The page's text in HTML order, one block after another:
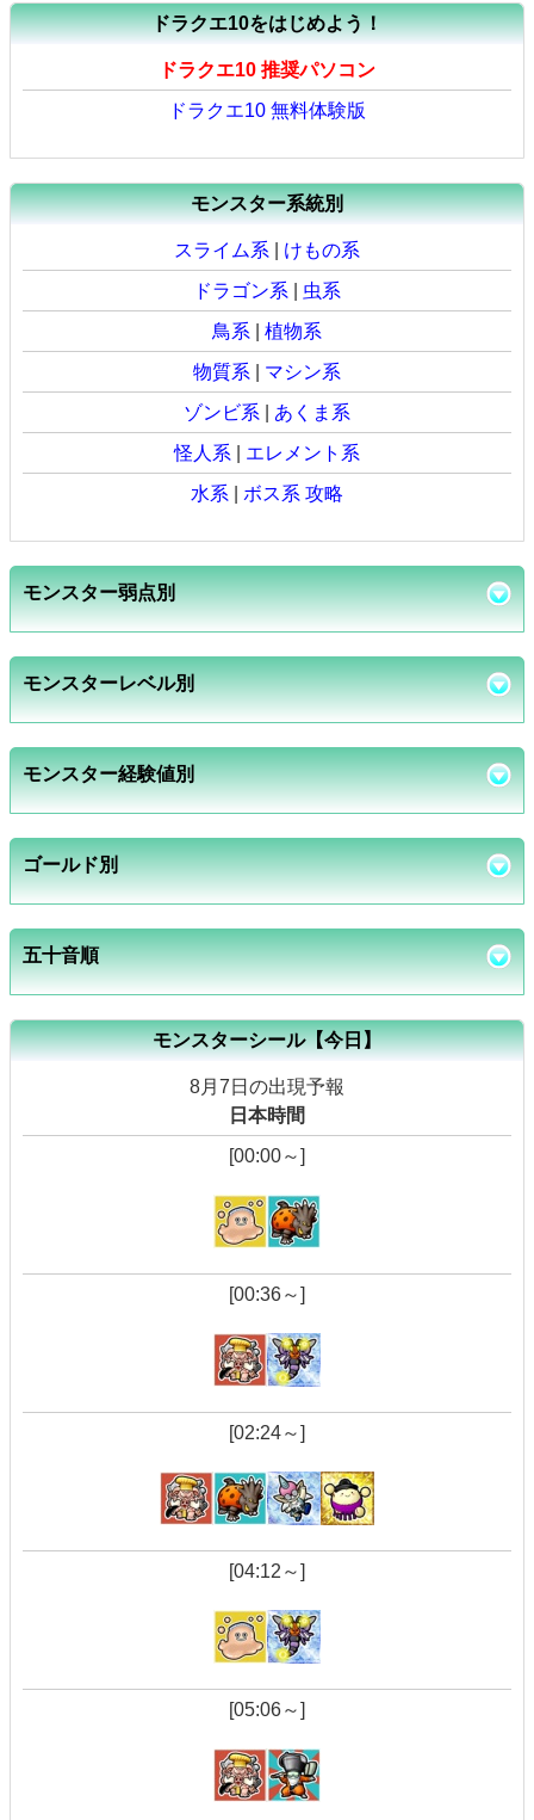
ドラクエ10をはじめよう！
ドラクエ10 推奨パソコン
ドラクエ10 無料体験版
モンスター系統別
スライム系
けもの系
ドラゴン系
虫系
鳥系
植物系
物質系
マシン系
ゾンビ系
あくま系
怪人系
エレメント系
水系
ボス系 攻略
モンスター弱点別
モンスターレベル別
モンスター経験値別
ゴールド別
五十音順
モンスターシール【今日】
8月7日の出現予報
日本時間
[00:00～]
[00:36～]
[02:24～]
[04:12～]
[05:06～]